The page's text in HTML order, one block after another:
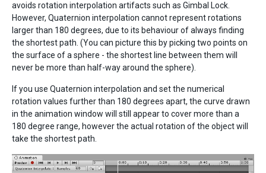
avoids rotation interpolation artifacts such as Gimbal Lock.
However, Quaternion interpolation cannot represent rotations
larger than 180 degrees, due to its behaviour of always finding
the shortest path. (You can picture this by picking two points on
the surface of a sphere - the shortest line between them will
never be more than half-way around the sphere).
If you use Quaternion interpolation and set the numerical
rotation values further than 180 degrees apart, the curve drawn
in the animation window will still appear to cover more than a
180 degree range, however the actual rotation of the object will
take the shortest path.